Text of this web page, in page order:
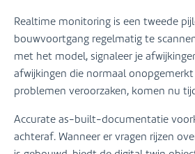
Realtime monitoring is een tweede
bouwvoortgang regelmatig te
met het model, signaleer je
afwijkingen die normaal
problemen veroorzaken, komen nu
Accurate as-built-documentatie
achteraf. Wanneer er vragen rijzen